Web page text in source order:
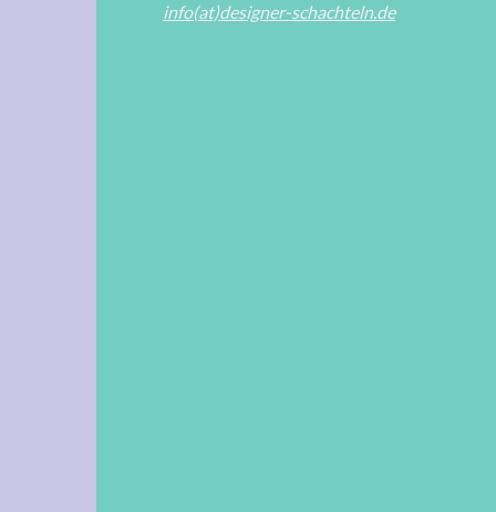
info(at)designer-schachteln.de